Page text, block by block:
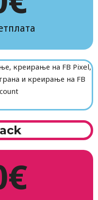
креирање на FB Pixel,
и креирање на FB
€